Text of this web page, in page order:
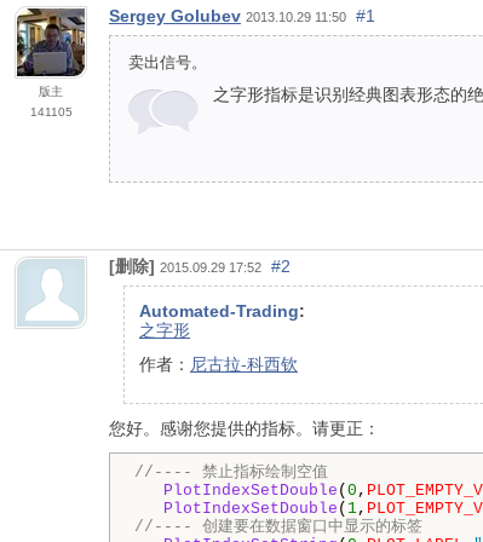
版主
141105
Sergey Golubev 2013.10.29 11:50 #1
卖出信号。
之字形指标是识别经典图表形态的
[删除] 2015.09.29 17:52 #2
Automated-Trading:
之字形
作者： 尼古拉-科西钦
您好。感谢您提供的指标。请更正：
//---- 禁止指标绘制空值
PlotIndexSetDouble ( 0 ,
PlotIndexSetDouble ( 1,
//---- 创建要在数据窗口中显示的标签